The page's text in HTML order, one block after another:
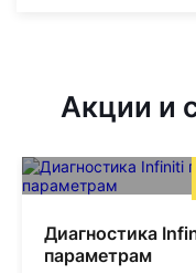
Акции и
Диагностика
параметрам